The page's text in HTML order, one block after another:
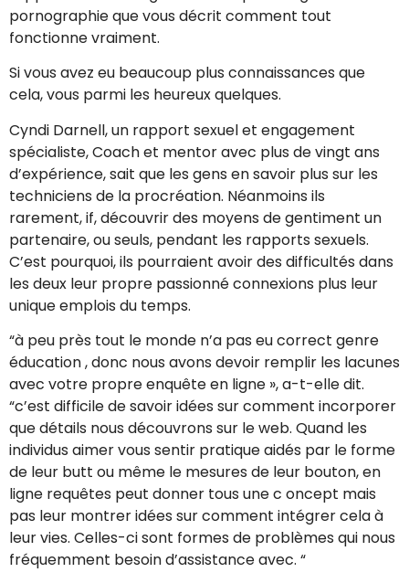
pornographie que vous décrit comment tout
fonctionne vraiment.
Si vous avez eu beaucoup plus connaissances que
cela, vous parmi les heureux quelques.
Cyndi Darnell, un rapport sexuel et engagement
spécialiste, Coach et mentor avec plus de vingt ans
d’expérience, sait que les gens en savoir plus sur les
techniciens de la procréation. Néanmoins ils
rarement, if, découvrir des moyens de gentiment un
partenaire, ou seuls, pendant les rapports sexuels.
C’est pourquoi, ils pourraient avoir des difficultés dans
les deux leur propre passionné connexions plus leur
unique emplois du temps.
“à peu près tout le monde n’a pas eu correct genre
éducation , donc nous avons devoir remplir les lacunes
avec votre propre enquête en ligne », a-t-elle dit.
“c’est difficile de savoir idées sur comment incorporer
que détails nous découvrons sur le web. Quand les
individus aimer vous sentir pratique aidés par le forme
de leur butt ou même le mesures de leur bouton, en
ligne requêtes peut donner tous une c oncept mais
pas leur montrer idées sur comment intégrer cela à
leur vies. Celles-ci sont formes de problèmes qui nous
fréquemment besoin d’assistance avec. “